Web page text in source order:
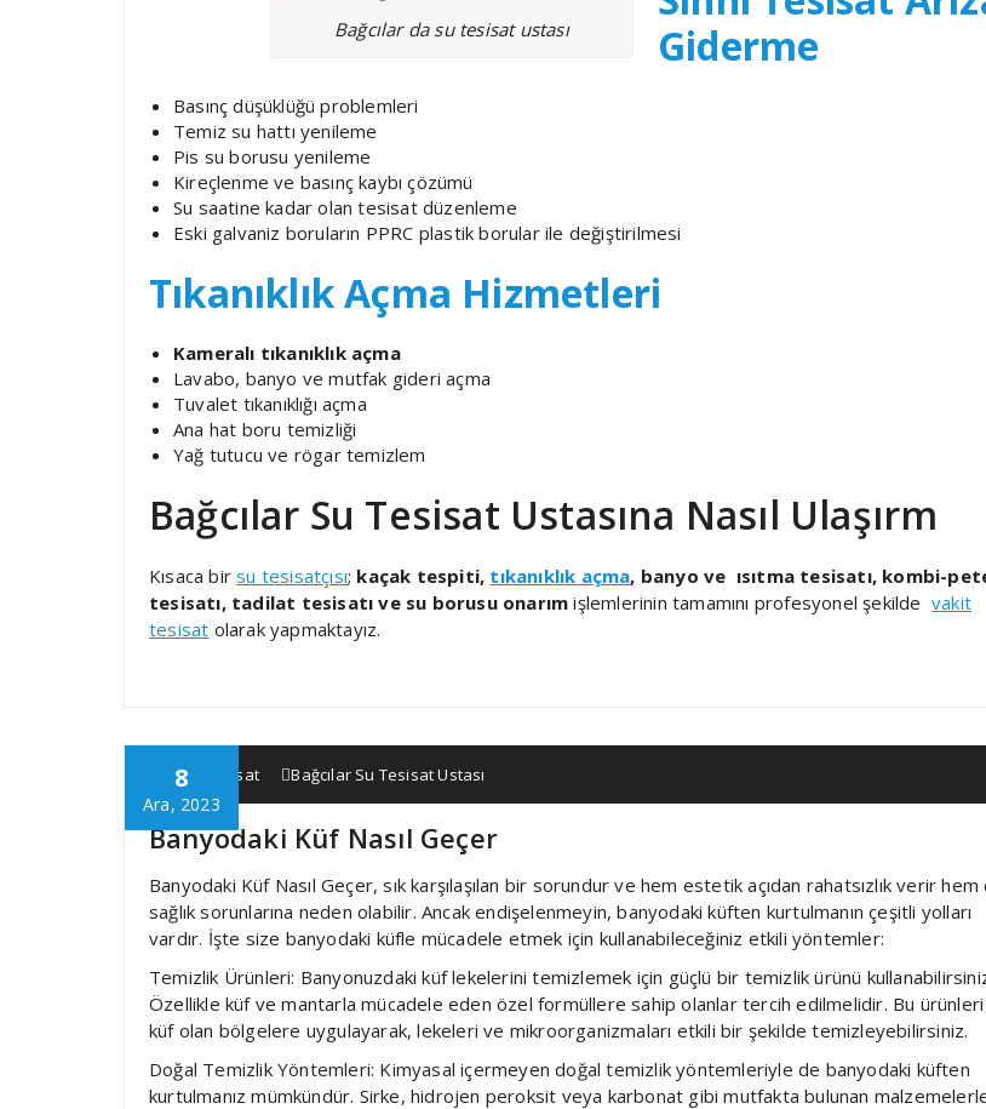
Bağcılar da su tesisat ustası
Giderme
Basınç düşüklüğü problemleri
Temiz su hattı yenileme
Pis su borusu yenileme
Kireçlenme ve basınç kaybı çözümü
Su saatine kadar olan tesisat düzenleme
Eski galvaniz boruların PPRC plastik borular ile değiştirilmesi
Tıkanıklık Açma Hizmetleri
Kameralı tıkanıklık açma
Lavabo, banyo ve mutfak gideri açma
Tuvalet tıkanıklığı açma
Ana hat boru temizliği
Yağ tutucu ve rögar temizlem
Bağcılar Su Tesisat Ustasına Nasıl Ulaşırm
Kısaca birsu tesisatçısı; kaçak tespiti, tıkanıklık açma, banyo ve ısıtma tesisatı, kombi-
tesisatı, tadilat tesisatı ve su borusu onarım işlemlerinin tamamını profesyonel şekildevakit
tesisat olarak yapmaktayız.
8
Ara, 2023
Vakit Tesisat Bağcılar Su Tesisat Ustası
Banyodaki Küf Nasıl Geçer
Banyodaki Küf Nasıl Geçer, sık karşılaşılan bir sorundur ve hem estetik açıdan rahatsızlık verir hem
sağlık sorunlarına neden olabilir. Ancak endişelenmeyin, banyodaki küften kurtulmanın çeşitli yolları
vardır. İşte size banyodaki küfle mücadele etmek için kullanabileceğiniz etkili yöntemler:
Temizlik Ürünleri: Banyonuzdaki küf lekelerini temizlemek için güçlü bir temizlik ürünü
Özellikle küf ve mantarla mücadele eden özel formüllere sahip olanlar tercih edilmelidir. Bu ürünleri
küf olan bölgelere uygulayarak, lekeleri ve mikroorganizmaları etkili bir şekilde temizleyebilirsiniz.
Doğal Temizlik Yöntemleri: Kimyasal içermeyen doğal temizlik yöntemleriyle de banyodaki küften
kurtulmanız mümkündür. Sirke, hidrojen peroksit veya karbonat gibi mutfakta bulunan